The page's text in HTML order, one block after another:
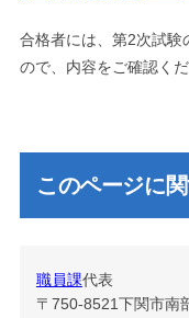
合格者には、第2次試験
ので、内容をご確認くだ
このページに
職員課代表
〒750-8521下関市南